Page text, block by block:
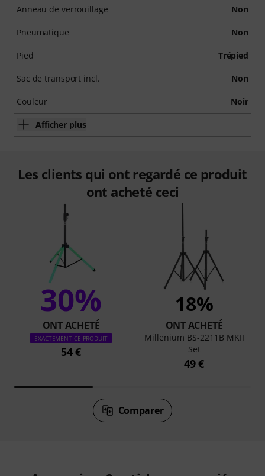
Anneau de verrouillage Non
Pneumatique Non
Pied Trépied
Sac de transport incl. Non
Couleur Noir
Afficher plus
Les clients qui ont regardé ce produit
ont acheté ceci
30%
ONT ACHETÉ
EXACTEMENT CE PRODUIT
54 €
18%
ONT ACHETÉ
Millenium BS-2211B MKII
Set
49 €
Comparer